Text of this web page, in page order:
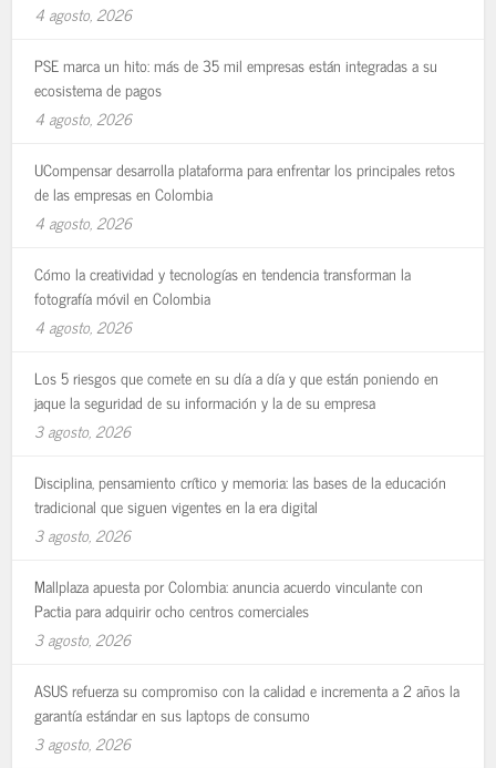
4 agosto, 2026
PSE marca un hito: más de 35 mil empresas están integradas a su
ecosistema de pagos
4 agosto, 2026
UCompensar desarrolla plataforma para enfrentar los principales retos
de las empresas en Colombia
4 agosto, 2026
Cómo la creatividad y tecnologías en tendencia transforman la
fotografía móvil en Colombia
4 agosto, 2026
Los 5 riesgos que comete en su día a día y que están poniendo en
jaque la seguridad de su información y la de su empresa
3 agosto, 2026
Disciplina, pensamiento crítico y memoria: las bases de la educación
tradicional que siguen vigentes en la era digital
3 agosto, 2026
Mallplaza apuesta por Colombia: anuncia acuerdo vinculante con
Pactia para adquirir ocho centros comerciales
3 agosto, 2026
ASUS refuerza su compromiso con la calidad e incrementa a 2 años la
garantía estándar en sus laptops de consumo
3 agosto, 2026